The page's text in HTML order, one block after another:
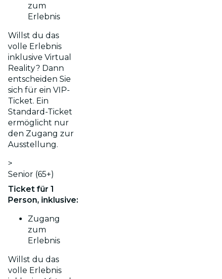
zum
Erlebnis
Willst du das
volle Erlebnis
inklusive Virtual
Reality? Dann
entscheiden Sie
sich für ein VIP-
Ticket. Ein
Standard-Ticket
ermöglicht nur
den Zugang zur
Ausstellung.
>
Senior (65+)
Ticket für 1
Person, inklusive:
Zugang
zum
Erlebnis
Willst du das
volle Erlebnis